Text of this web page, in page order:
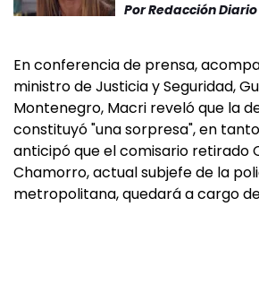
PorRedacción
En conferencia de prensa,
ministro de Justicia y Seguridad,
Montenegro, Macri reveló que la
constituyó "una sorpresa", en
anticipó que el comisario retirado
Chamorro, actual subjefe de la
metropolitana, quedará a cargo